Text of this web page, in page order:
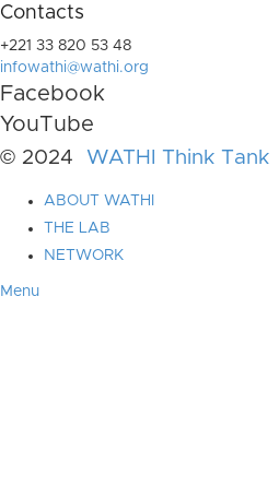
Contacts
+221 33 820 53 48
infowathi@wathi.org
Facebook
YouTube
© 2024 WATHI Think Tank
ABOUT WATHI
THE LAB
NETWORK
Menu